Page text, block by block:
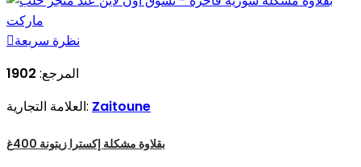
نظرة سريعة
المرجع: 1902
العلامة التجارية: Zaitoune
بقلاوة مشكلة إكسترا زيتونة 400غ